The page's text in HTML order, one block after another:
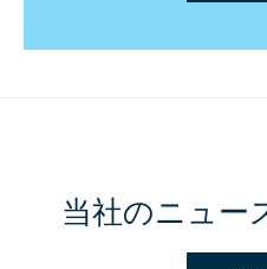
当社のニュー